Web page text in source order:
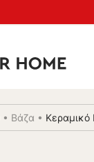
• Βάζα • Κεραμικό